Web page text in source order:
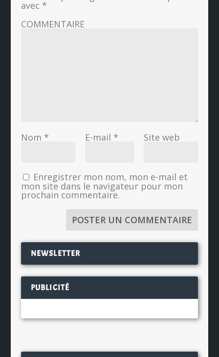
avec *
COMMENTAIRE
Nom * E-mail * Site web
Enregistrer mon nom, mon e-mail et
mon site dans le navigateur pour mon
prochain commentaire.
NEWSLETTER
PUBLICITÉ